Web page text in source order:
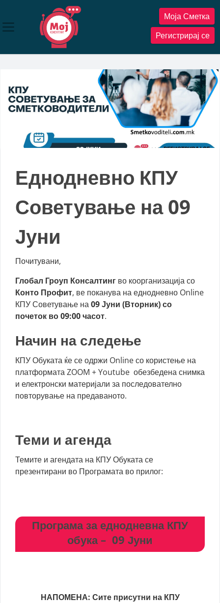
содржината
Моја Сметка
Регистрирај се
Еднодневно КПУ
Советување на 09
Јуни
Почитувани,
Глобал Гроуп Консалтинг во коорганизација со
Конто Профит, ве поканува на еднодневно Online
КПУ Советување на09 Јуни (Вторник)со
почеток во 09:00 часот.
Начин на следење
КПУ Обуката ќе се одржи Online со користење на
платформата ZOOM + Youtube обезбедена снимка
и електронски материјали за последователно
повторување на предаваното.
Теми и агенда
Темите и агендата на КПУ Обуката се
презентирани во Програмата во прилог:
Програма за еднодневна КПУ
обука – 09 Јуни
НАПОМЕНА: Сите присутни на КПУ